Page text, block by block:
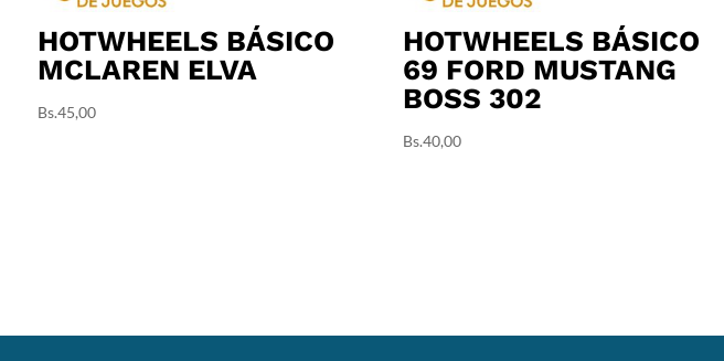
HOTWHEELS BÁSICO
MCLAREN ELVA
Bs.45,00
HOTWHEELS BÁSICO
69 FORD MUSTANG
BOSS 302
Bs.40,00